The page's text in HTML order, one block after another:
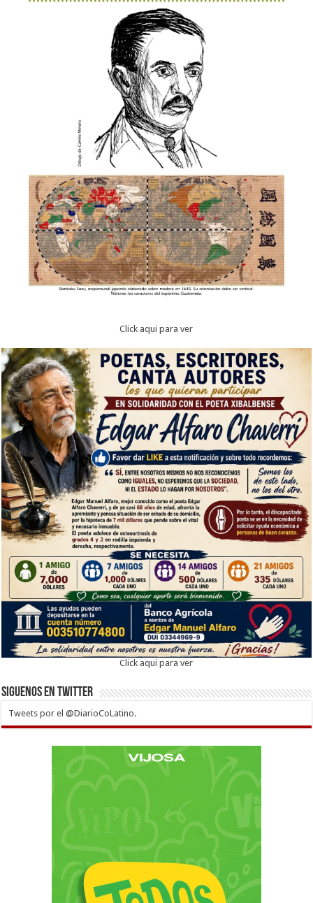
Click aqui para ver
Click aqui para ver
Siguenos en twitter
Tweets por el @DiarioCoLatino.